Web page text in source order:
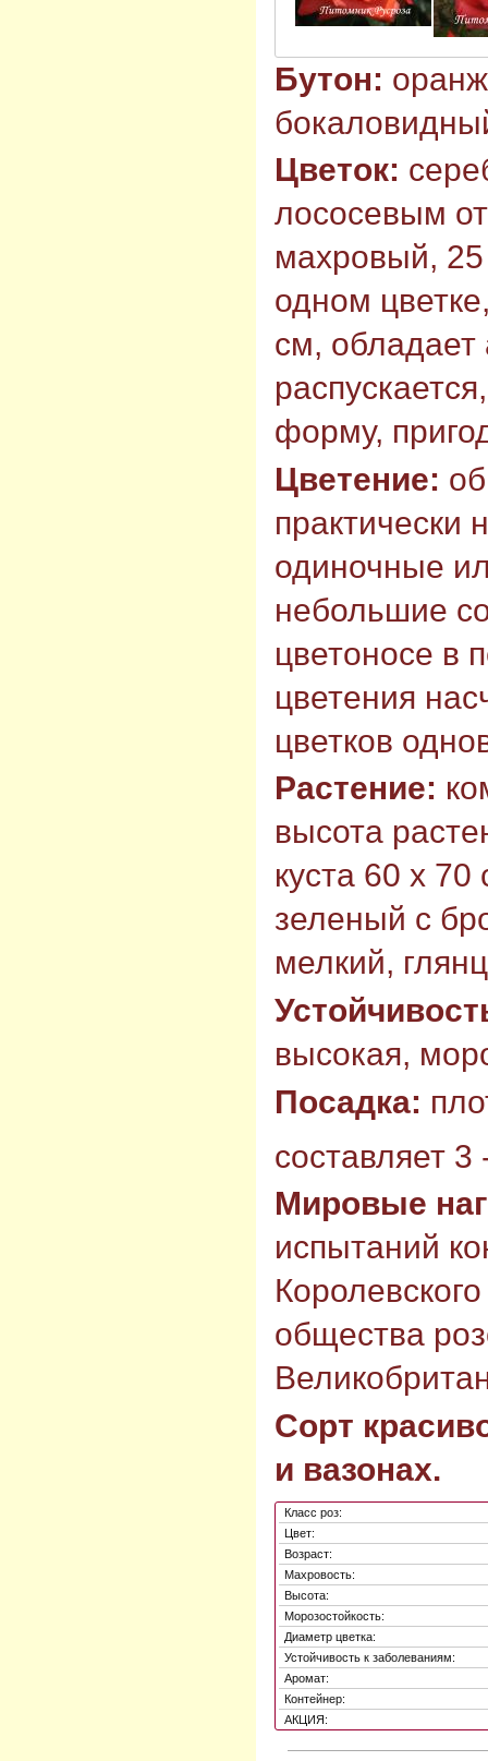
Бутон:
Цветок:
лососевым
махровый, 25
одном
см,
форму,
Цветение:
практически
одиночные
небольшие
цветоносе в
цветения
цветков
Растение:
высота
куста 60 х
зеленый с
мелкий,
высокая,
Посадка:
составляет
Мировые
испытаний
общества
Сорт
и вазонах.
Класс роз:
Цвет:
Возраст:
Махровость:
Высота:
Морозостойкость:
Диаметр цветка:
Устойчивость к заболеваниям:
Аромат:
Контейнер:
АКЦИЯ: